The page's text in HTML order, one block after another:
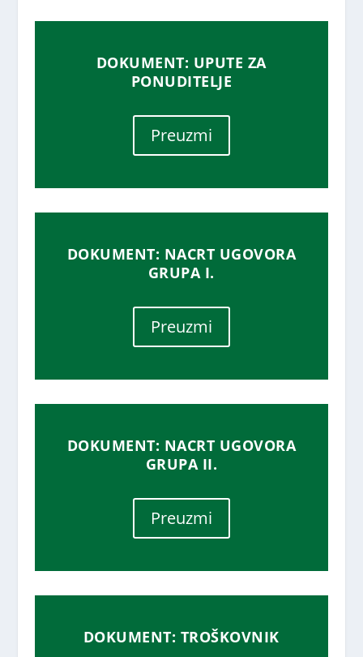
DOKUMENT: UPUTE ZA
PONUDITELJE
Preuzmi
DOKUMENT: NACRT UGOVORA
GRUPA I.
Preuzmi
DOKUMENT: NACRT UGOVORA
GRUPA II.
Preuzmi
DOKUMENT: TROŠKOVNIK